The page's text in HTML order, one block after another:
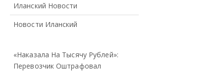
Иланский Новости
Новости Иланский
«Наказала На Тысячу Рублей»:
Перевозчик Оштрафовал